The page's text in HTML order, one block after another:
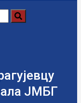
ЈМБГ